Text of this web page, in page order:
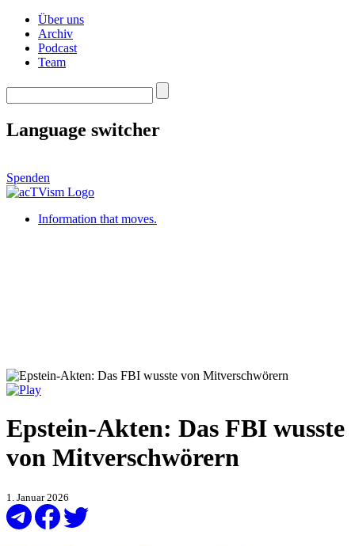
Über uns
Archiv
Podcast
Team
Language switcher
Spenden
Information that moves.
Epstein-Akten: Das FBI wusste
von Mitverschwörern
1. Januar 2026